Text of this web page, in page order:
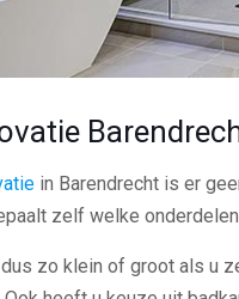
in Barendrecht is er
zelf welke
dus zo klein of groot als u